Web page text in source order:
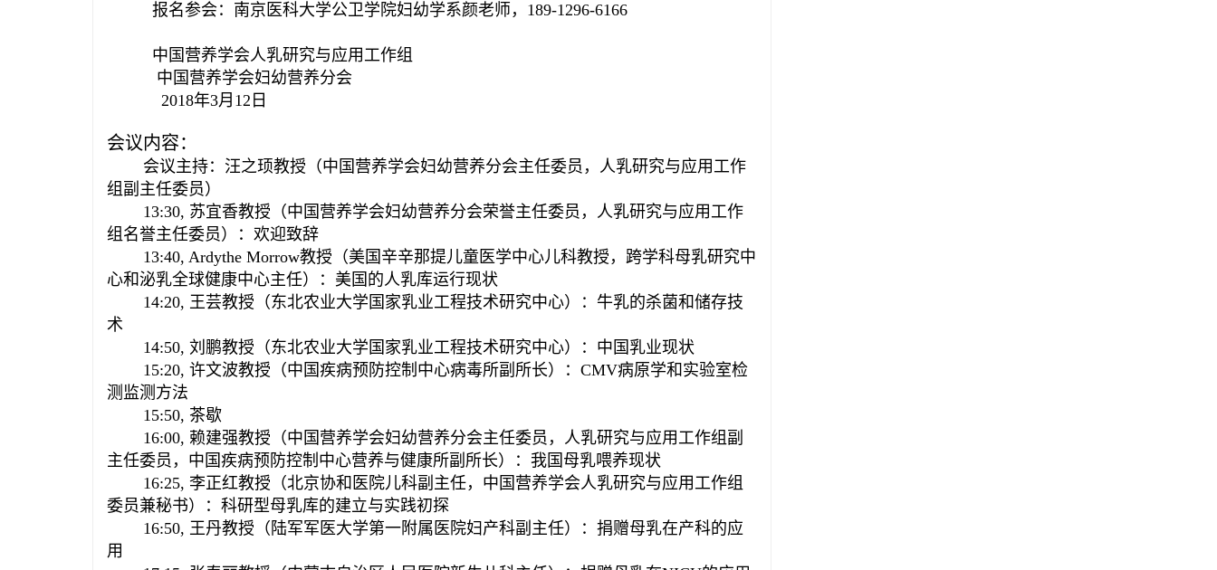
报名参会：南京医科大学公卫学院妇幼学系颜老师，189-1296-6166
中国营养学会人乳研究与应用工作组
中国营养学会妇幼营养分会
2018年3月12日
会议内容：
会议主持：汪之顼教授（中国营养学会妇幼营养分会主任委员，人乳研究与应用工作
组副主任委员）
13:30, 苏宜香教授（中国营养学会妇幼营养分会荣誉主任委员，人乳研究与应用工作
组名誉主任委员）：欢迎致辞
13:40, Ardythe Morrow教授（美国辛辛那提儿童医学中心儿科教授，跨学科母乳研究中
心和泌乳全球健康中心主任）：美国的人乳库运行现状
14:20, 王芸教授（东北农业大学国家乳业工程技术研究中心）：牛乳的杀菌和储存技
术
14:50, 刘鹏教授（东北农业大学国家乳业工程技术研究中心）：中国乳业现状
15:20, 许文波教授（中国疾病预防控制中心病毒所副所长）：CMV病原学和实验室检
测监测方法
15:50, 茶歇
16:00, 赖建强教授（中国营养学会妇幼营养分会主任委员，人乳研究与应用工作组副
主任委员，中国疾病预防控制中心营养与健康所副所长）：我国母乳喂养现状
16:25, 李正红教授（北京协和医院儿科副主任，中国营养学会人乳研究与应用工作组
委员兼秘书）：科研型母乳库的建立与实践初探
16:50, 王丹教授（陆军军医大学第一附属医院妇产科副主任）：捐赠母乳在产科的应
用